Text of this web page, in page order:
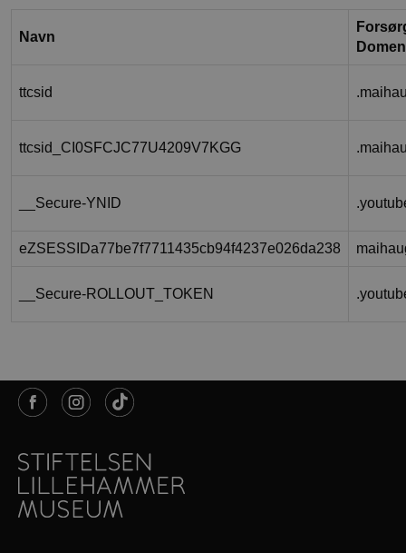
Navn
ttcsid
ttcsid_CI0SFCJC77U4209V7KGG
__Secure-YNID
eZSESSIDa77be7f7711435cb94f4237e026da238
__Secure-ROLLOUT_TOKEN